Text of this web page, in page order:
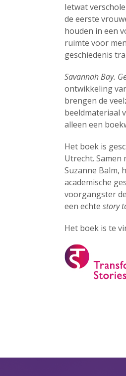
Ietwat
de eerste
houden in een
ruimte voor
geschiedenis
Savannah Bay.
ontwikkeling
brengen de
beeldmateriaal
alleen een
Het boek is
Utrecht. Samen
Suzanne Balm,
academische
voorgangster
een echte story
Het boek is te